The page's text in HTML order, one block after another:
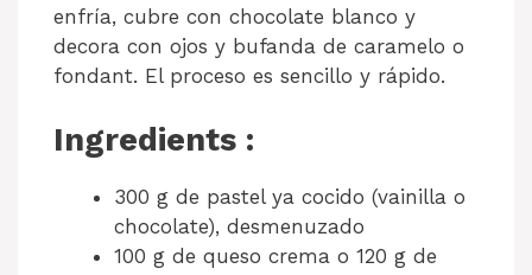
enfría, cubre con chocolate blanco y
decora con ojos y bufanda de caramelo o
fondant. El proceso es sencillo y rápido.
Ingredients :
300 g de pastel ya cocido (vainilla o
chocolate), desmenuzado
100 g de queso crema o 120 g de